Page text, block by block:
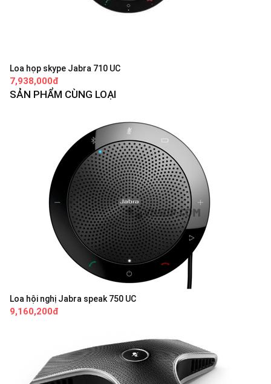
Loa họp skype Jabra 710 UC
7,938,000đ
SẢN PHẨM CÙNG LOẠI
Loa hội nghị Jabra speak 750 UC
9,160,200đ